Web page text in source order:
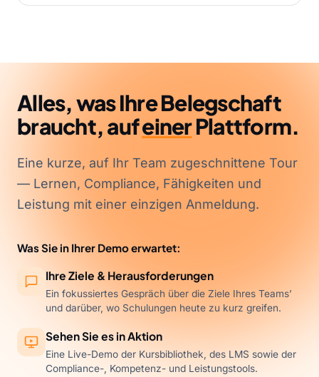
Alles, was Ihre Belegschaft
braucht, aufeinerPlattform.
Eine kurze, auf Ihr Team zugeschnittene Tour
— Lernen, Compliance, Fähigkeiten und
Leistung mit einer einzigen Anmeldung.
Was Sie in Ihrer Demo erwartet:
Ihre Ziele & Herausforderungen
Ein fokussiertes Gespräch über die Ziele Ihres Teams’
und darüber, wo Schulungen heute zu kurz greifen.
Sehen Sie es in Aktion
Eine Live-Demo der Kursbibliothek, des LMS sowie der
Compliance-, Kompetenz- und Leistungstools.